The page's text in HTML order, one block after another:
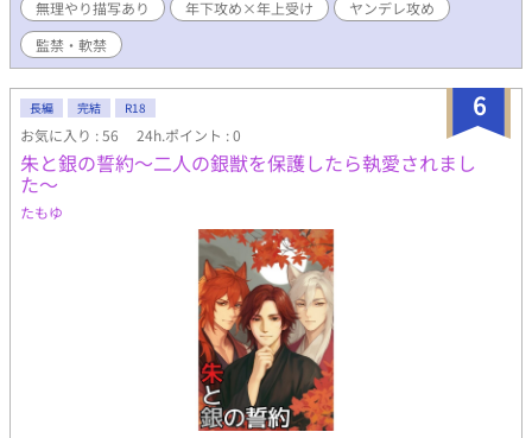
無理やり描写あり
年下攻め×年上受け
ヤンデレ攻め
監禁・軟禁
6
長編 完結 R18
お気に入り : 56 24h.ポイント : 0
朱と銀の誓約〜二人の銀獣を保護したら執愛されまし
た〜
たもゆ